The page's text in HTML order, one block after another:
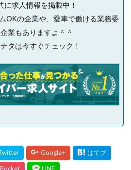
に求人情報を掲載中！
OKの企業や、愛車で働ける業務委
業もありますよ＾＾
タは今すぐチェック！